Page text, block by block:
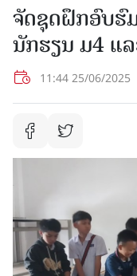
ຈັດຊຸດຝຶກອົບຮົ
ນັກຮຽນ ມ4 ແ
11:44 25/06/2025